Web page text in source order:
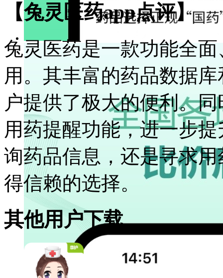
【兔灵医药app点评】
兔灵医药是一款功能全
用。其丰富的药品数据
户提供了极大的便利。
用药提醒功能，进一步
询药品信息，还是寻求
得信赖的选择。
其他用户下载